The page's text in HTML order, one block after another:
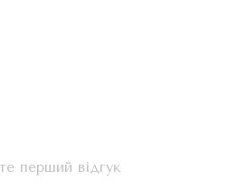
перший відгук